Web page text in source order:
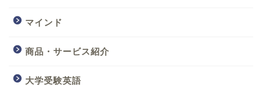
マインド
商品・サービス紹介
大学受験英語